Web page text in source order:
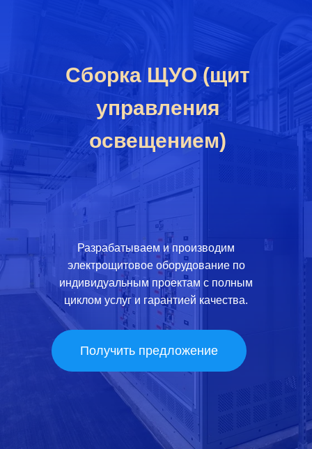
Сборка ЩУО (щит
управления
освещением)
Получить предложение
Разрабатываем и производим
электрощитовое оборудование по
индивидуальным проектам с полным
циклом услуг и гарантией качества.